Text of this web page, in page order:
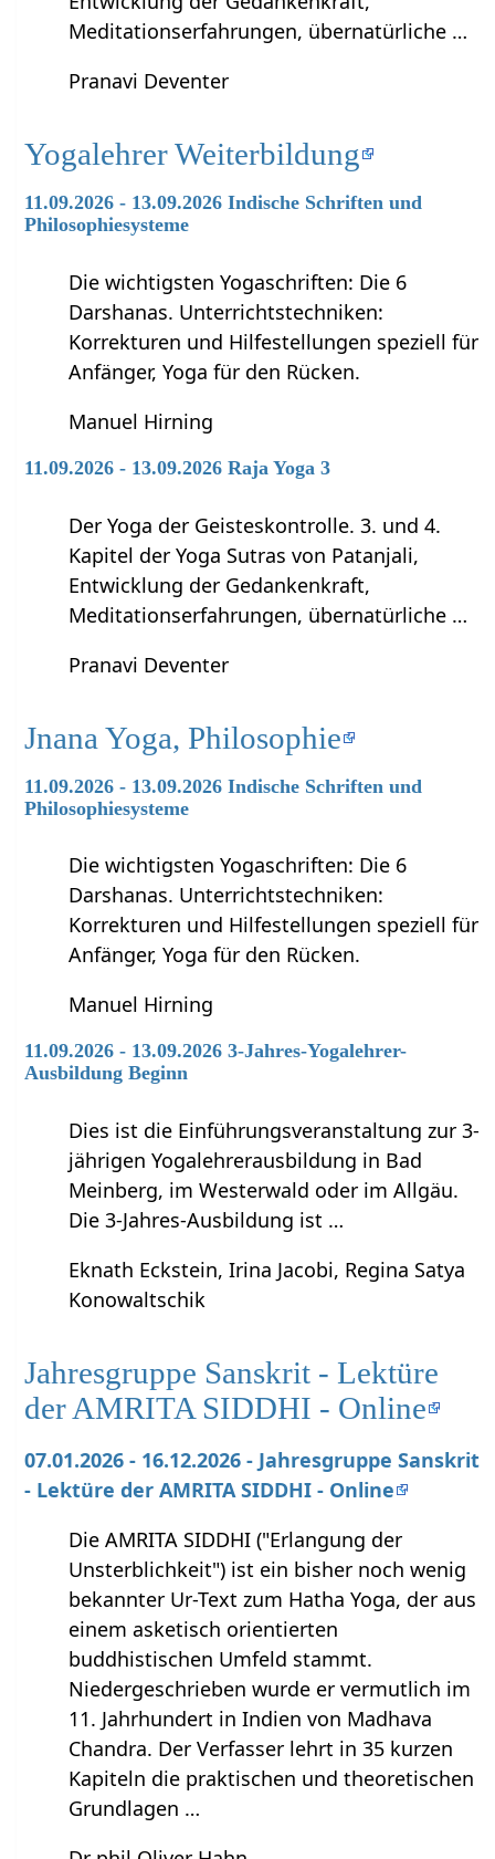
Meditationserfahrungen, übernatürliche …
Pranavi Deventer
Yogalehrer Weiterbildung
11.09.2026 - 13.09.2026 Indische Schriften und
Philosophiesysteme
Die wichtigsten Yogaschriften: Die 6
Darshanas. Unterrichtstechniken:
Korrekturen und Hilfestellungen speziell für
Anfänger, Yoga für den Rücken.
Manuel Hirning
11.09.2026 - 13.09.2026 Raja Yoga 3
Der Yoga der Geisteskontrolle. 3. und 4.
Kapitel der Yoga Sutras von Patanjali,
Entwicklung der Gedankenkraft,
Meditationserfahrungen, übernatürliche …
Pranavi Deventer
Jnana Yoga, Philosophie
11.09.2026 - 13.09.2026 Indische Schriften und
Philosophiesysteme
Die wichtigsten Yogaschriften: Die 6
Darshanas. Unterrichtstechniken:
Korrekturen und Hilfestellungen speziell für
Anfänger, Yoga für den Rücken.
Manuel Hirning
11.09.2026 - 13.09.2026 3-Jahres-Yogalehrer-
Ausbildung Beginn
Dies ist die Einführungsveranstaltung zur 3-
jährigen Yogalehrerausbildung in Bad
Meinberg, im Westerwald oder im Allgäu.
Die 3-Jahres-Ausbildung ist …
Eknath Eckstein, Irina Jacobi, Regina Satya
Konowaltschik
Jahresgruppe Sanskrit - Lektüre
der AMRITA SIDDHI - Online
07.01.2026 - 16.12.2026 - Jahresgruppe Sanskrit
- Lektüre der AMRITA SIDDHI - Online
Die AMRITA SIDDHI ("Erlangung der
Unsterblichkeit") ist ein bisher noch wenig
bekannter Ur-Text zum Hatha Yoga, der aus
einem asketisch orientierten
buddhistischen Umfeld stammt.
Niedergeschrieben wurde er vermutlich im
11. Jahrhundert in Indien von Madhava
Chandra. Der Verfasser lehrt in 35 kurzen
Kapiteln die praktischen und theoretischen
Grundlagen …